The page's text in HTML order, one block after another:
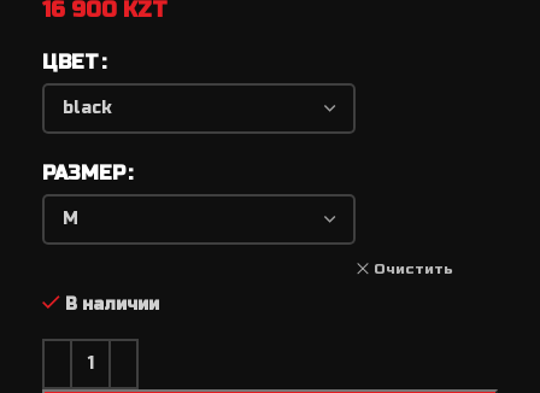
16 900 KZT
ЦВЕТ
РАЗМЕР
Очистить
В наличии